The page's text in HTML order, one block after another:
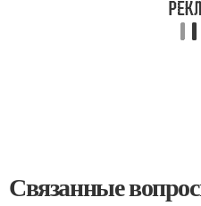
Связанные